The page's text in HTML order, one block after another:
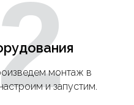
монтаж в
и запустим.